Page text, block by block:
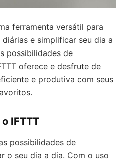
ferramenta versátil para
e simplificar seu dia a
possibilidades de
oferece e desfrute de
e produtiva com seus
IFTTT
possibilidades de
o seu dia a dia. Com o uso